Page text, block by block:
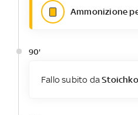
Ammonizione
90'
Fallo subito da